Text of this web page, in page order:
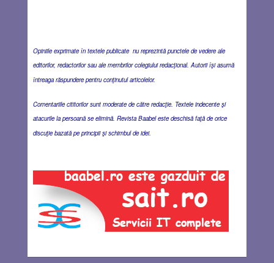
Opiniile exprimate în textele publicate nu reprezintă punctele de vedere ale
editorilor, redactorilor sau ale membrilor colegiului redacţional. Autorii îşi asumă
întreaga răspundere pentru conţinutul articolelor.
Comentariile cititorilor sunt moderate de către redacţie. Textele indecente şi
atacurile la persoană se elimină. Revista Baabel este deschisă faţă de orice
discuţie bazată pe principii şi schimbul de idei.